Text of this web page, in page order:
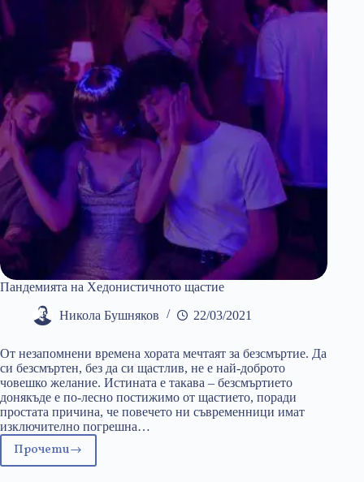
който
живеем
Пандемията на Хедонистичното щастие
Никола Бушняков 22/03/2021
От незапомнени времена хората мечтаят за безсмъртие. Да
си безсмъртен, без да си щастлив, не е най-доброто
човешко желание. Истината е такава – безсмъртието
донякъде е по-лесно постижимо от щастието, поради
простата причина, че повечето ни съвременници имат
изключително погрешна…
ПрочетиПандемията